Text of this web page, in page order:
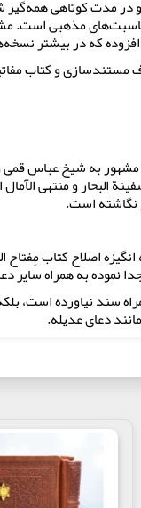
مشهد منتشر و در مدت
مذهبی است.
افزوده که در بیشتر
مستندسازی و کتاب
بن محمد رضا قمی (۱۲۹۴-
نگاشته است.
اصلاح کتاب
نموده به همراه سایر
سند نیاورده است،
دعای عدیله.
بلند و کوچک قرآن
هفته، نماز‌های
چنین‌اند: (مناجات خمس